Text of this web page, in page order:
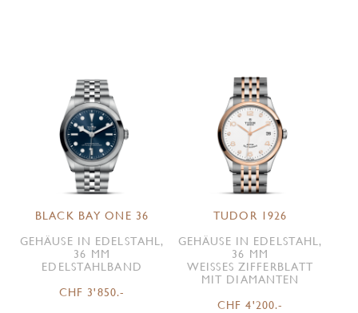
BLACK BAY ONE 36
GEHÄUSE IN EDELSTAHL,
36 MM
EDELSTAHLBAND
CHF 3'850.-
TUDOR 1926
GEHÄUSE IN EDELSTAHL,
36 MM
WEISSES ZIFFERBLATT M
IT DIAMANTEN
CHF 4'200.-